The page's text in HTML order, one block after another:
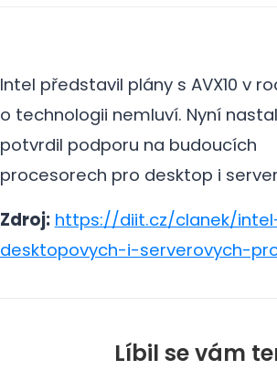
Intel představil plány s AVX10 v
o technologii nemluví. Nyní
potvrdil podporu na budoucích
procesorech pro desktop i
Zdroj: https://diit.cz/clanek/
desktopovych-i-serverovych-
Líbil se vám